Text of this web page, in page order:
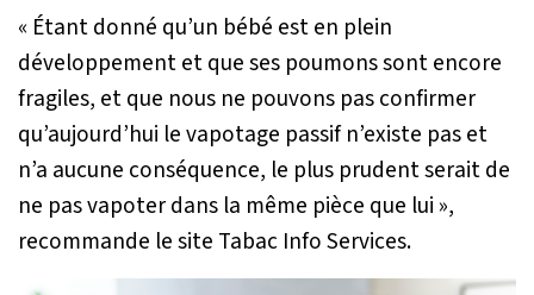
« Étant donné qu’un bébé est en plein
développement et que ses poumons sont encore
fragiles, et que nous ne pouvons pas confirmer
qu’aujourd’hui le vapotage passif n’existe pas et
n’a aucune conséquence, le plus prudent serait de
ne pas vapoter dans la même pièce que lui »,
recommande le site Tabac Info Services.